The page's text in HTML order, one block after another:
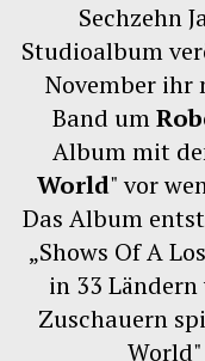
Sechzehn
Studioalbum
November ihr
Band um
Album mit
World" vor
Das Album
„Shows Of A
in 33
Zuschauern